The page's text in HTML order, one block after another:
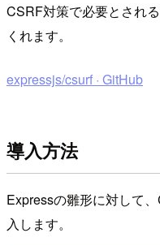
CSRF対策で必要とされ
くれます。
expressjs/csurf · GitHub
導入方法
Expressの雛形に対して
入します。